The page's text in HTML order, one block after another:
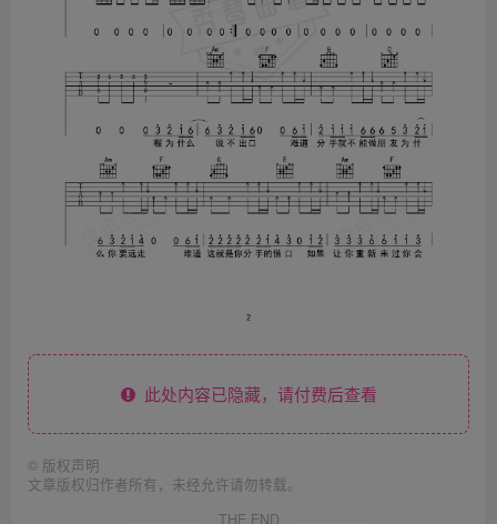
此处内容已隐藏，请付费后查看
© 版权声明
文章版权归作者所有，未经允许请勿转载。
THE END